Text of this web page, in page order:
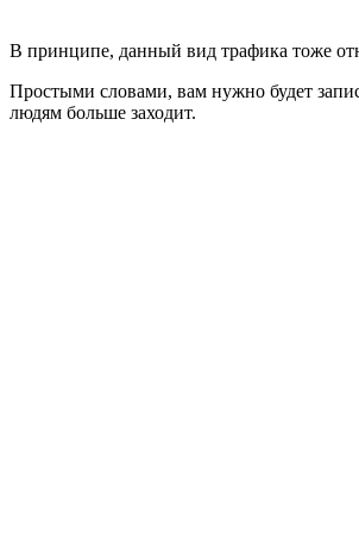
В принципе, данный вид трафика тоже
Простыми словами, вам нужно будет
людям больше заходит.